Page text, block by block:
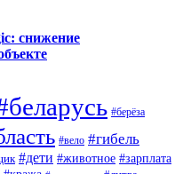
снижение
#берёза
#вело #гибель
#дети #животное #зарплата